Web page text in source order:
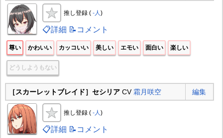
推し登録 ( -人)
📋詳細 📝コメント
尊い かわいい カッコいい 美しい エモい 面白い 楽しい
どうしようもない
［スカーレットブレイド］セシリアCV 霜月咲空 編集
推し登録 ( -人)
📋詳細 📝コメント